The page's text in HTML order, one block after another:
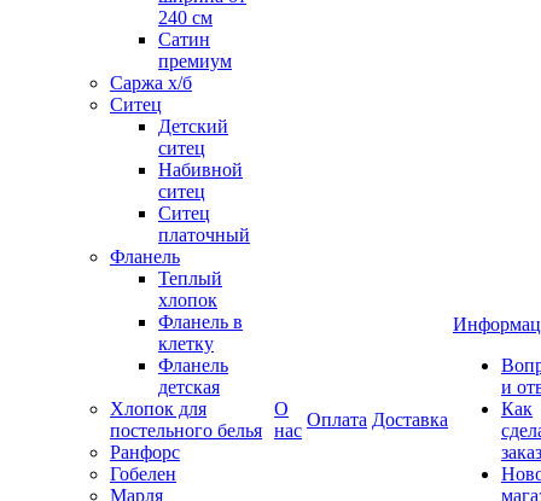
240 см
Сатин
премиум
Саржа х/б
Ситец
Детский
ситец
Набивной
ситец
Ситец
платочный
Фланель
Теплый
хлопок
Фланель в
клетку
Фланель
детская
Хлопок для
постельного белья
Ранфорс
Гобелен
Марля
О
нас
Оплата Доставка
и
Как
заказ